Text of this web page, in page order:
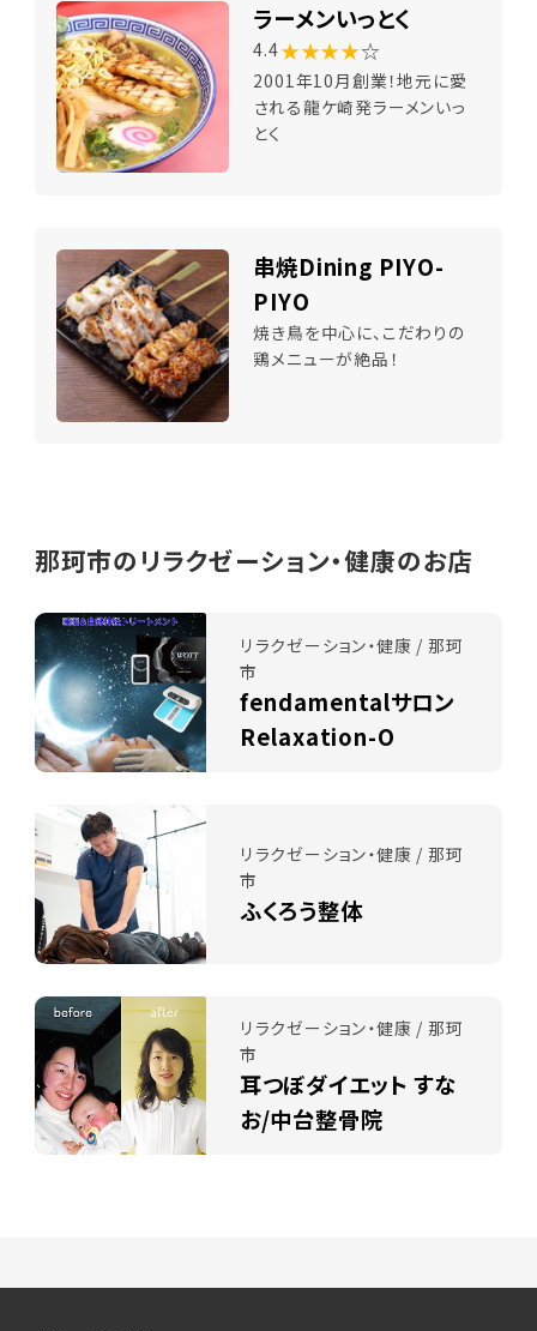
ラーメンいっとく
4.4★★★★☆
2001年10月創業！地元に愛
される龍ケ崎発ラーメンいっ
とく
串焼Dining PIYO-
PIYO
焼き鳥を中心に、こだわりの
鶏メニューが絶品！
那珂市のリラクゼーション・健康のお店
リラクゼーション・健康 / 那珂
市
fendamentalサロン
Relaxation-O
リラクゼーション・健康 / 那珂
市
ふくろう整体
リラクゼーション・健康 / 那珂
市
耳つぼダイエット すな
お/中台整骨院